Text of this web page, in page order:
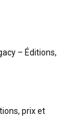
– Éditions,
prix et